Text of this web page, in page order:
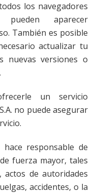
los navegadores
aparecer
También es posible
actualizar tu
nuevas versiones o
un servicio
no puede asegurar
hace responsable de
fuerza mayor, tales
actos de autoridades
accidentes, o la